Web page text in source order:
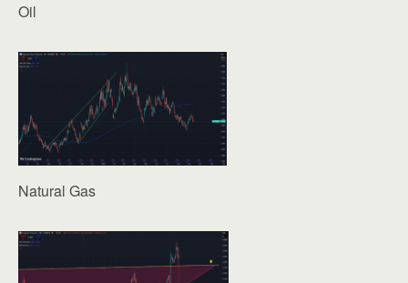
Oil
Natural Gas